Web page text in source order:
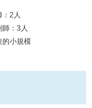
2人
：3人
的小規模